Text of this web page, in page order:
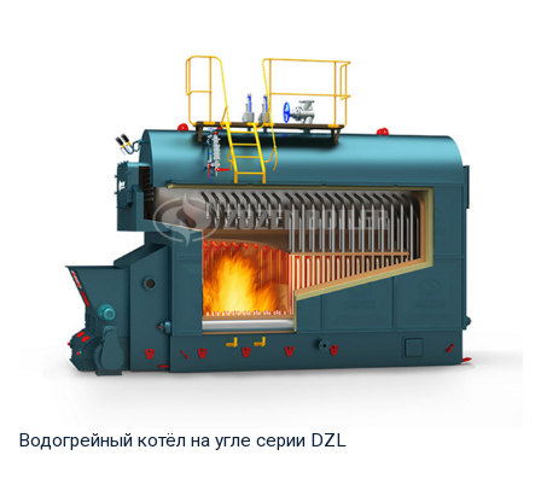
продукта: 20-75 т/ч Температура на выходе...
Водогрейный котёл на угле серии DZL